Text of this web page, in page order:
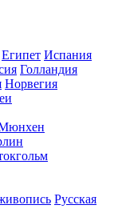
Египет Испания
Голландия
Норвегия
Русская